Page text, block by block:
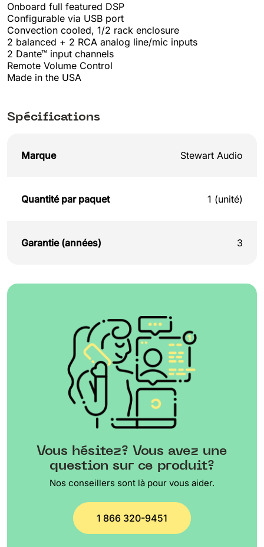
Onboard full featured DSP
Configurable via USB port
Convection cooled, 1/2 rack enclosure
2 balanced + 2 RCA analog line/mic inputs
2 Dante™ input channels
Remote Volume Control
Made in the USA
Spécifications
Marque Stewart Audio
Quantité par paquet 1 (unité)
Garantie (années) 3
Vous hésitez? Vous avez une
question sur ce produit?
Nos conseillers sont là pour vous aider.
1 866 320-9451